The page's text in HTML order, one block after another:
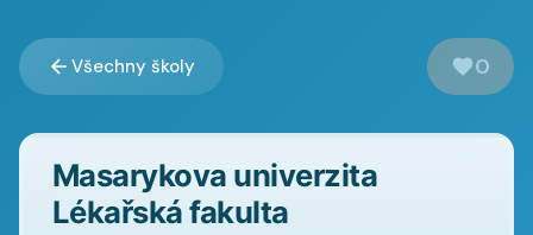
Všechny školy 0
Masarykova univerzita
Lékařská fakulta